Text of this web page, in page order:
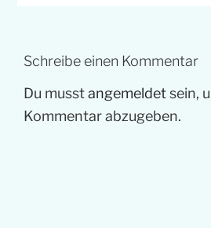
Schreibe einen Kommentar
Du musstangemeldetsein,
Kommentar abzugeben.